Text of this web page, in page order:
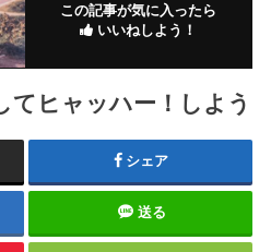
この記事が気に入ったら
いいねしよう！
てヒャッハー！しよう
シェア
送る